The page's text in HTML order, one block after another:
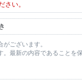
さい。
ございます。
最新の内容であることを